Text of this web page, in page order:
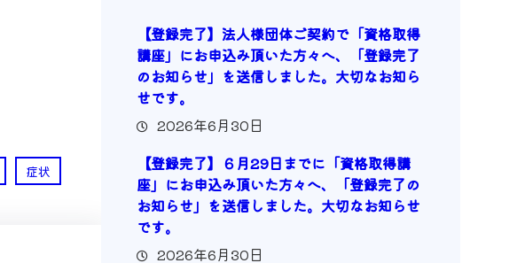
症状
【登録完了】法人様団体ご契約で「資格取得
講座」にお申込み頂いた方々へ、「登録完了
のお知らせ」を送信しました。大切なお知ら
せです。
2026年6月30日
【登録完了】６月29日までに「資格取得講
座」にお申込み頂いた方々へ、「登録完了の
お知らせ」を送信しました。大切なお知らせ
です。
2026年6月30日